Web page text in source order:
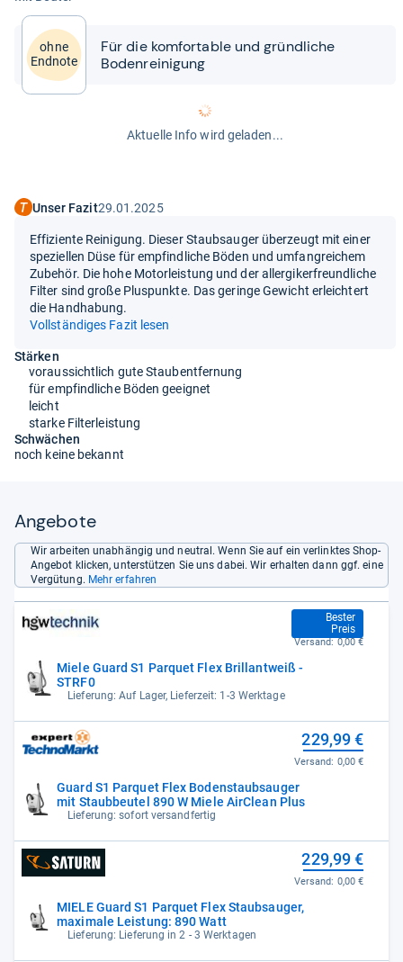
ohne
Endnote
Für die kom­for­ta­ble und gründ­li­che
Boden­rei­ni­gung
Aktuelle Info wird geladen...
Unser Fazit29.01.2025
Effiziente Reinigung. Dieser Staubsauger überzeugt mit einer
speziellen Düse für empfindliche Böden und umfangreichem
Zubehör. Die hohe Motorleistung und der allergikerfreundliche
Filter sind große Pluspunkte. Das geringe Gewicht erleichtert
die Handhabung.
Vollständiges Fazit lesen
Stärken
voraussichtlich gute Staubentfernung
für empfindliche Böden geeignet
leicht
starke Filterleistung
Schwächen
noch keine bekannt
Angebote
Wir arbeiten unabhängig und neutral. Wenn Sie auf ein verlinktes Shop-
Angebot klicken, unterstützen Sie uns dabei. Wir erhalten dann ggf. eine
Vergütung. Mehr erfahren
Miele Guard S1 Parquet Flex Brillantweiß -
STRF0
Lieferung: Auf Lager, Lieferzeit: 1-3 Werktage
Bester
Preis
229,00 €
Versand: 0,00 €
Guard S1 Parquet Flex Bodenstaubsauger
mit Staubbeutel 890 W Miele AirClean Plus
Lieferung: sofort versandfertig
229,99 €
Versand: 0,00 €
MIELE Guard S1 Parquet Flex Staubsauger,
maximale Leistung: 890 Watt
Lieferung: Lieferung in 2 - 3 Werktagen
229,99 €
Versand: 0,00 €